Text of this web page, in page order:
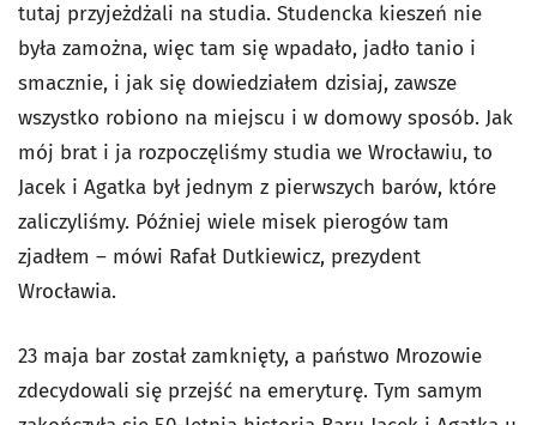
tutaj przyjeżdżali na studia. Studencka kieszeń nie
była zamożna, więc tam się wpadało, jadło tanio i
smacznie, i jak się dowiedziałem dzisiaj, zawsze
wszystko robiono na miejscu i w domowy sposób. Jak
mój brat i ja rozpoczęliśmy studia we Wrocławiu, to
Jacek i Agatka był jednym z pierwszych barów, które
zaliczyliśmy. Później wiele misek pierogów tam
zjadłem – mówi Rafał Dutkiewicz, prezydent
Wrocławia.
23 maja bar został zamknięty, a państwo Mrozowie
zdecydowali się przejść na emeryturę. Tym samym